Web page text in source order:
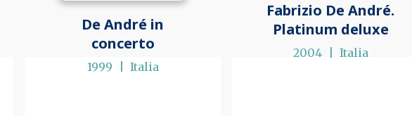
De André in
concerto
1999 Italia
Fabrizio De André.
Platinum deluxe
2004 Italia